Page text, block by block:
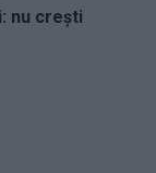
nu crești